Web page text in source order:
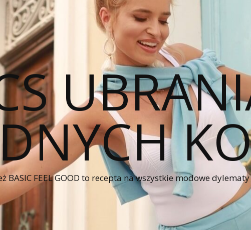
BASIC FEEL GOOD to recepta na wszystkie modowe